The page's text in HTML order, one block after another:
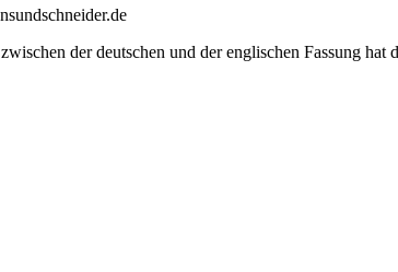
der deutschen und der englischen Fassung hat